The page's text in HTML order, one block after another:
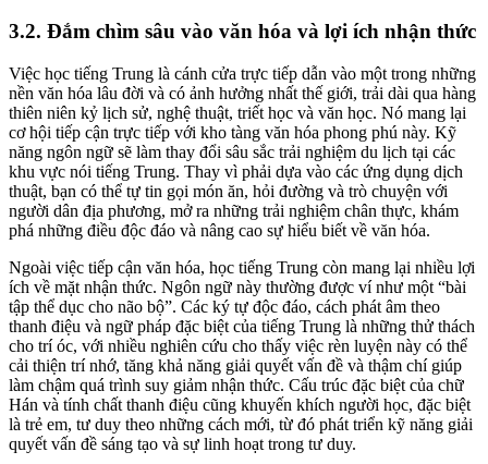
3.2. Đắm chìm sâu vào văn hóa và lợi ích nhận thức
Việc học tiếng Trung là cánh cửa trực tiếp dẫn vào một trong những
nền văn hóa lâu đời và có ảnh hưởng nhất thế giới, trải dài qua hàng
thiên niên kỷ lịch sử, nghệ thuật, triết học và văn học. Nó mang lại
cơ hội tiếp cận trực tiếp với kho tàng văn hóa phong phú này. Kỹ
năng ngôn ngữ sẽ làm thay đổi sâu sắc trải nghiệm du lịch tại các
khu vực nói tiếng Trung. Thay vì phải dựa vào các ứng dụng dịch
thuật, bạn có thể tự tin gọi món ăn, hỏi đường và trò chuyện với
người dân địa phương, mở ra những trải nghiệm chân thực, khám
phá những điều độc đáo và nâng cao sự hiểu biết về văn hóa.
Ngoài việc tiếp cận văn hóa, học tiếng Trung còn mang lại nhiều lợi
ích về mặt nhận thức. Ngôn ngữ này thường được ví như một “bài
tập thể dục cho não bộ”. Các ký tự độc đáo, cách phát âm theo
thanh điệu và ngữ pháp đặc biệt của tiếng Trung là những thử thách
cho trí óc, với nhiều nghiên cứu cho thấy việc rèn luyện này có thể
cải thiện trí nhớ, tăng khả năng giải quyết vấn đề và thậm chí giúp
làm chậm quá trình suy giảm nhận thức. Cấu trúc đặc biệt của chữ
Hán và tính chất thanh điệu cũng khuyến khích người học, đặc biệt
là trẻ em, tư duy theo những cách mới, từ đó phát triển kỹ năng giải
quyết vấn đề sáng tạo và sự linh hoạt trong tư duy.